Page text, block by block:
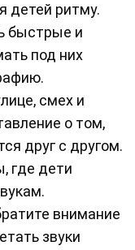
детей ритму.
быстрые и
под них
смех и
о том,
друг с другом.
где дети
внимание
звуки